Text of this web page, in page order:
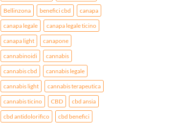
Bellinzona benefici cbd canapa
canapa legale canapa legale ticino
canapa light canapone
cannabinoidi cannabis
cannabis cbd cannabis legale
cannabis light cannabis terapeutica
cannabis ticino CBD cbd ansia
cbd antidolorifico cbd benefici